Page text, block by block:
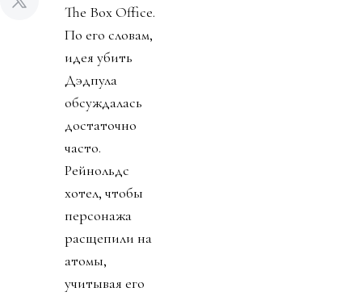
The Box Office.
По его словам,
идея убить
Дэдпула
обсуждалась
достаточно
часто.
Рейнольдс
хотел, чтобы
персонажа
расщепили на
атомы,
учитывая его